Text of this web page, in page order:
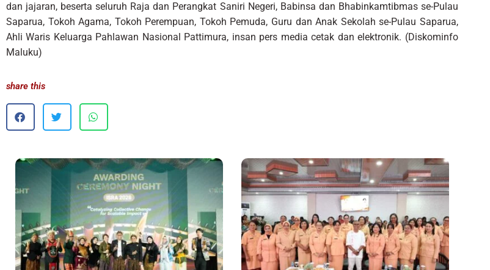
dan jajaran, beserta seluruh Raja dan Perangkat Saniri Negeri, Babinsa dan Bhabinkamtibmas se-Pulau
Saparua, Tokoh Agama, Tokoh Perempuan, Tokoh Pemuda, Guru dan Anak Sekolah se-Pulau Saparua,
Ahli Waris Keluarga Pahlawan Nasional Pattimura, insan pers media cetak dan elektronik. (Diskominfo
Maluku)
share this